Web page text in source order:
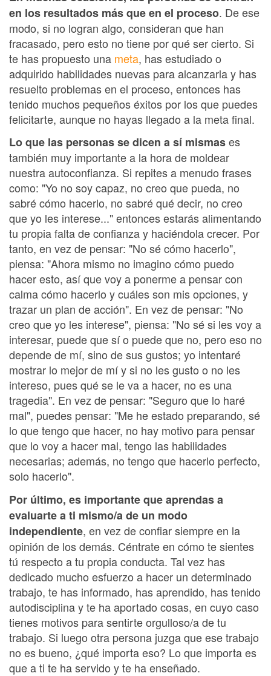
en los resultados más que en el proceso. De ese
modo, si no logran algo, consideran que han
fracasado, pero esto no tiene por qué ser cierto. Si
te has propuesto una meta, has estudiado o
adquirido habilidades nuevas para alcanzarla y has
resuelto problemas en el proceso, entonces has
tenido muchos pequeños éxitos por los que puedes
felicitarte, aunque no hayas llegado a la meta final.
Lo que las personas se dicen a sí mismases
también muy importante a la hora de moldear
nuestra autoconfianza. Si repites a menudo frases
como: "Yo no soy capaz, no creo que pueda, no
sabré cómo hacerlo, no sabré qué decir, no creo
que yo les interese..." entonces estarás alimentando
tu propia falta de confianza y haciéndola crecer. Por
tanto, en vez de pensar: "No sé cómo hacerlo",
piensa: "Ahora mismo no imagino cómo puedo
hacer esto, así que voy a ponerme a pensar con
calma cómo hacerlo y cuáles son mis opciones, y
trazar un plan de acción". En vez de pensar: "No
creo que yo les interese", piensa: "No sé si les voy a
interesar, puede que sí o puede que no, pero eso no
depende de mí, sino de sus gustos; yo intentaré
mostrar lo mejor de mí y si no les gusto o no les
intereso, pues qué se le va a hacer, no es una
tragedia". En vez de pensar: "Seguro que lo haré
mal", puedes pensar: "Me he estado preparando, sé
lo que tengo que hacer, no hay motivo para pensar
que lo voy a hacer mal, tengo las habilidades
necesarias; además, no tengo que hacerlo perfecto,
solo hacerlo".
Por último, es importante que aprendas a
evaluarte a ti mismo/a de un modo
independiente, en vez de confiar siempre en la
opinión de los demás. Céntrate en cómo te sientes
tú respecto a tu propia conducta. Tal vez has
dedicado mucho esfuerzo a hacer un determinado
trabajo, te has informado, has aprendido, has tenido
autodisciplina y te ha aportado cosas, en cuyo caso
tienes motivos para sentirte orgulloso/a de tu
trabajo. Si luego otra persona juzga que ese trabajo
no es bueno, ¿qué importa eso? Lo que importa es
que a ti te ha servido y te ha enseñado.